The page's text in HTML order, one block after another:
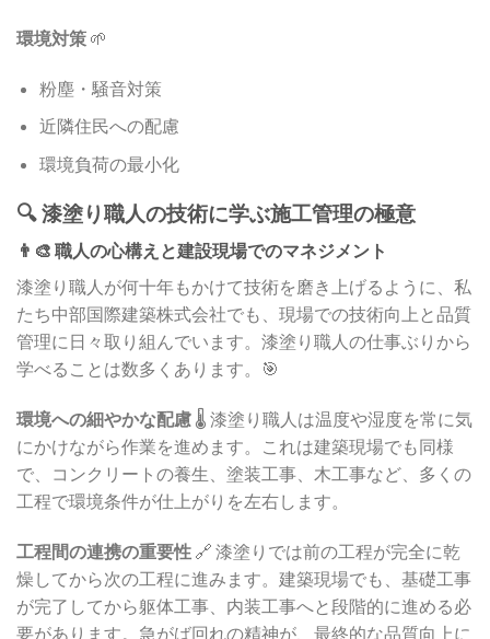
環境対策 🌱
粉塵・騒音対策
近隣住民への配慮
環境負荷の最小化
🔍 漆塗り職人の技術に学ぶ施工管理の極意
👨‍🎨 職人の心構えと建設現場でのマネジメント
漆塗り職人が何十年もかけて技術を磨き上げるように、私
たち中部国際建築株式会社でも、現場での技術向上と品質
管理に日々取り組んでいます。漆塗り職人の仕事ぶりから
学べることは数多くあります。🎯
環境への細やかな配慮 🌡️ 漆塗り職人は温度や湿度を常に気
にかけながら作業を進めます。これは建築現場でも同様
で、コンクリートの養生、塗装工事、木工事など、多くの
工程で環境条件が仕上がりを左右します。
工程間の連携の重要性 🔗 漆塗りでは前の工程が完全に乾
燥してから次の工程に進みます。建築現場でも、基礎工事
が完了してから躯体工事、内装工事へと段階的に進める必
要があります。急がば回れの精神が、最終的な品質向上に